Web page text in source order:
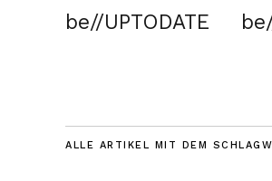
be//UPTODATE
ALLE ARTIKEL MIT DEM